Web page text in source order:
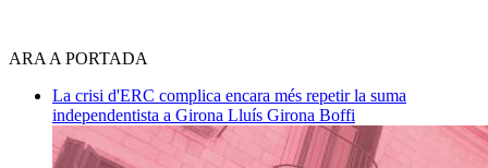
ARA A PORTADA
La crisi d'ERC complica encara més repetir la suma
independentista a Girona Lluís Girona Boffi